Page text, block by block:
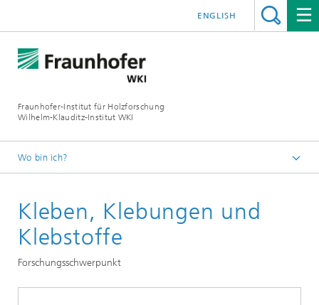
Fraunhofer-Institut für Holzforschung
Wilhelm-Klauditz-Institut WKI
ENGLISH
Wo bin ich?
Fachbereiche
Qualitätsprüfung und -bewertung
Kleben, Klebungen und
Klebstoffe
Forschungsschwerpunkt